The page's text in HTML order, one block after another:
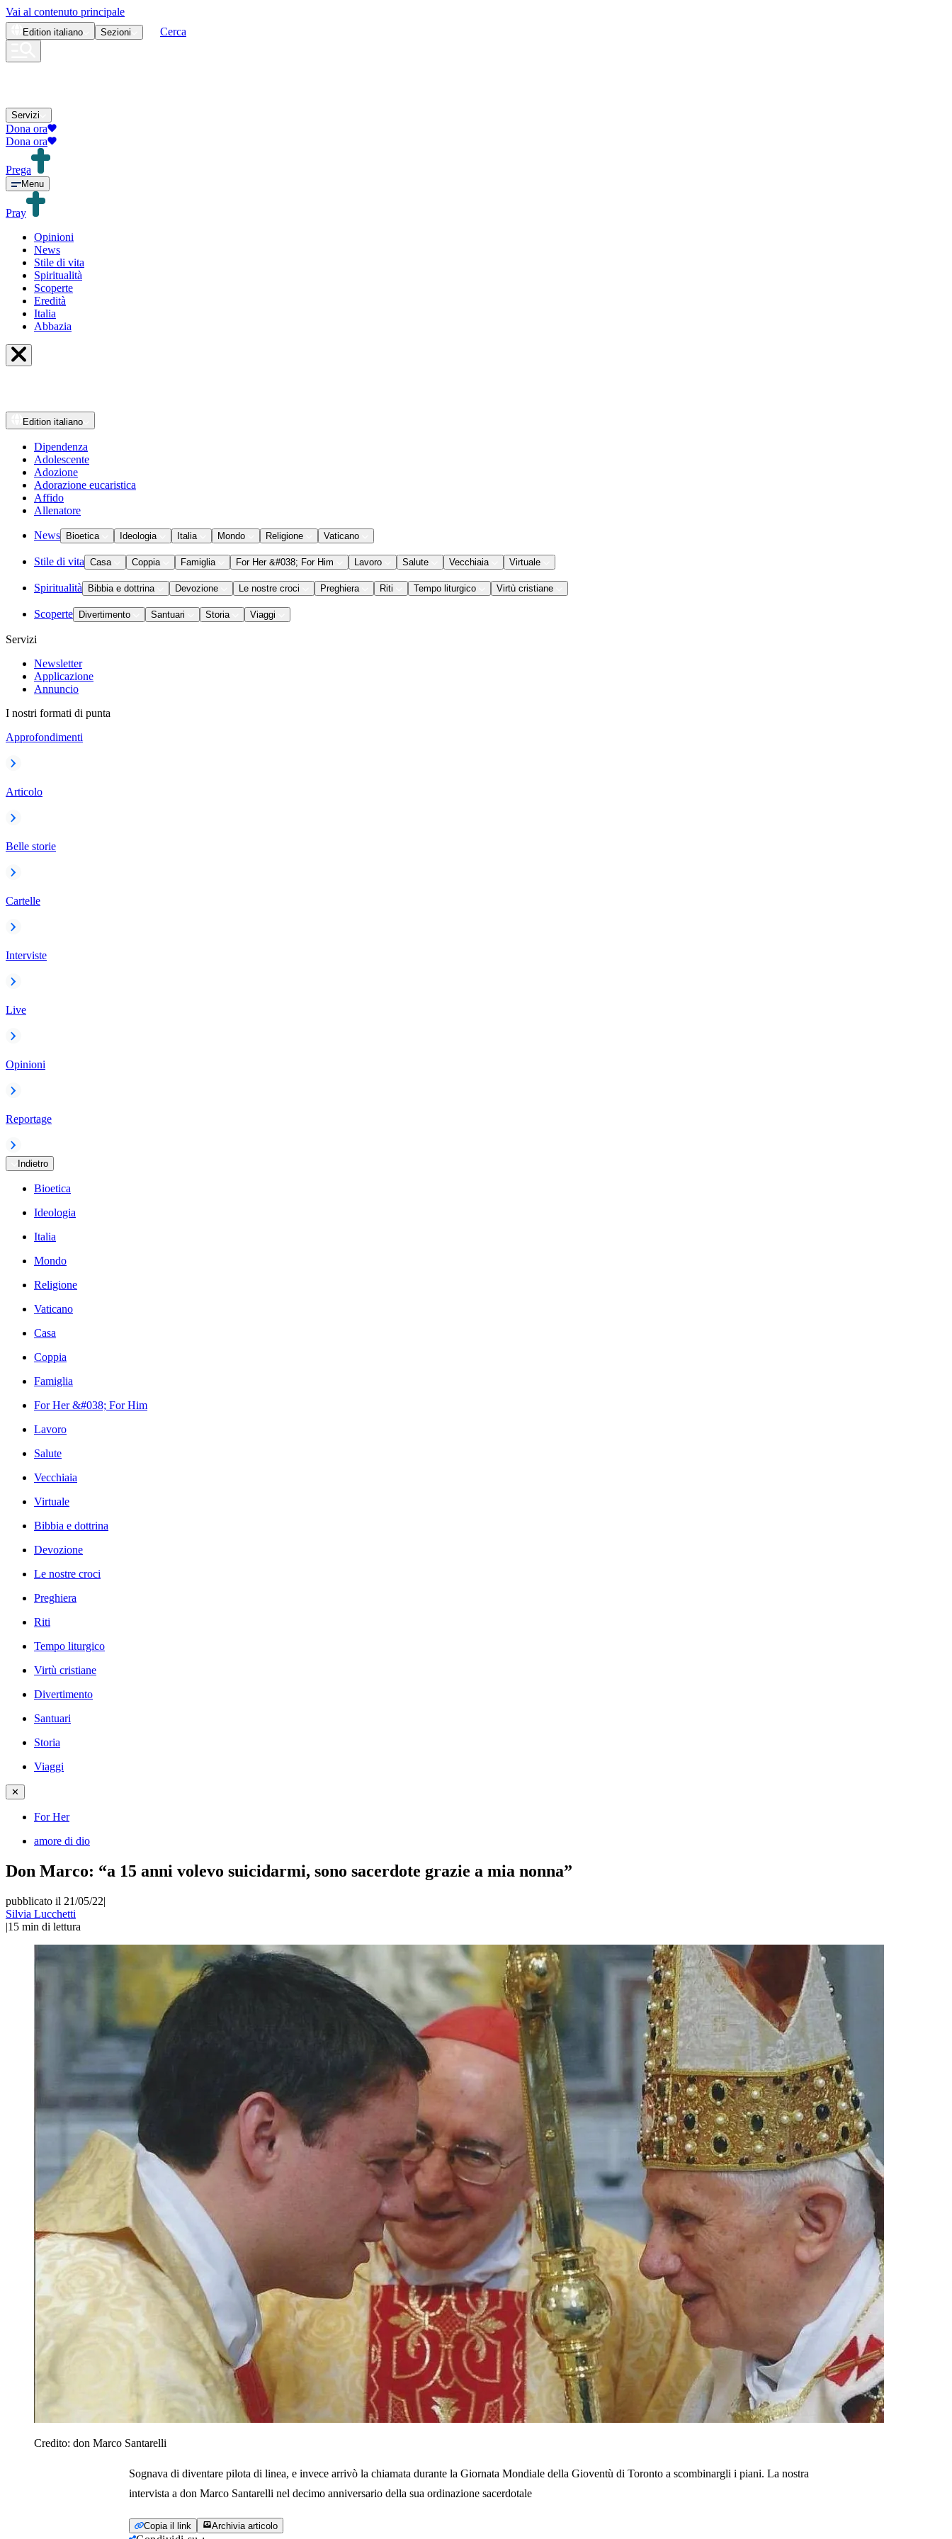
Vai al contenuto principale
Edition italiano Sezioni Cerca
Servizi
Dona ora
Dona ora
Prega
Menu
Pray
Opinioni
News
Stile di vita
Spiritualità
Scoperte
Eredità
Italia
Abbazia
Edition italiano
Dipendenza
Adolescente
Adozione
Adorazione eucaristica
Affido
Allenatore
News Bioetica Ideologia Italia Mondo Religione Vaticano
Stile di vita Casa Coppia Famiglia For Her &#038; For Him Lavoro Salute Vecchiaia Virtuale
Spiritualità Bibbia e dottrina Devozione Le nostre croci Preghiera Riti Tempo liturgico Virtù cristiane
Scoperte Divertimento Santuari Storia Viaggi
Servizi
Newsletter
Applicazione
Annuncio
I nostri formati di punta
Approfondimenti
Articolo
Belle storie
Cartelle
Interviste
Live
Opinioni
Reportage
Indietro
Bioetica
Ideologia
Italia
Mondo
Religione
Vaticano
Casa
Coppia
Famiglia
For Her &#038; For Him
Lavoro
Salute
Vecchiaia
Virtuale
Bibbia e dottrina
Devozione
Le nostre croci
Preghiera
Riti
Tempo liturgico
Virtù cristiane
Divertimento
Santuari
Storia
Viaggi
✕
For Her
amore di dio
Don Marco: “a 15 anni volevo suicidarmi, sono sacerdote grazie a mia nonna”
pubblicato il 21/05/22|
Silvia Lucchetti
|15 min di lettura
Credito: don Marco Santarelli
Sognava di diventare pilota di linea, e invece arrivò la chiamata durante la Giornata Mondiale della Gioventù di Toronto a scombinargli i piani. La nostra
intervista a don Marco Santarelli nel decimo anniversario della sua ordinazione sacerdotale
Copia il link Archivia articolo